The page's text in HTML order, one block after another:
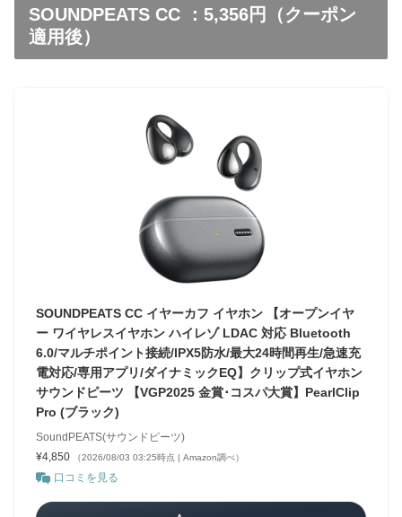
SOUNDPEATS CC ：5,356円（クーポン
適用後）
SOUNDPEATS CC イヤーカフ イヤホン 【オープンイヤ
ー ワイヤレスイヤホン ハイレゾ LDAC 対応 Bluetooth
6.0/マルチポイント接続/IPX5防水/最大24時間再生/急速充
電対応/専用アプリ/ダイナミックEQ】クリップ式イヤホン
サウンドピーツ 【VGP2025 金賞･コスパ大賞】PearlClip
Pro (ブラック)
SoundPEATS(サウンドピーツ)
¥4,850
（2026/08/03 03:25時点 | Amazon調べ）
口コミを見る